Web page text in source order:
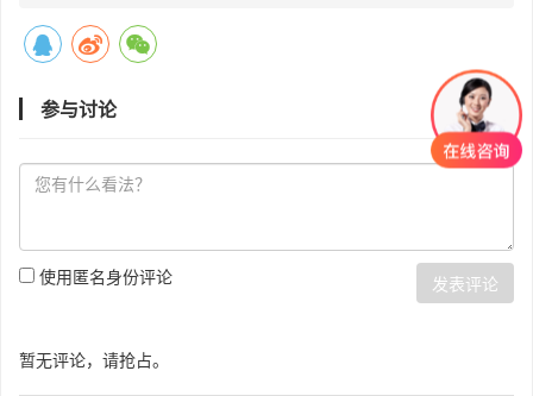
参与讨论
使用匿名身份评论 发表评论
暂无评论，请抢占。